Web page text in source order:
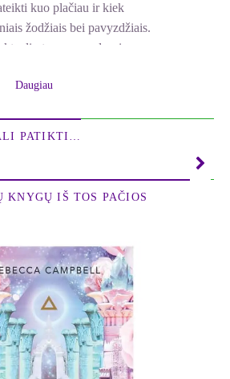
kuo plačiau ir kiek
žodžiais bei pavyzdžiais.
temų: nuo dvasingumo,
skirtingos sielos, atkeliavusios
visatos erdvių, skirtingai
Nepaisant to, visi esame čia
savo asmeninės, tiek visos
sąmonės kvantinį šio
ši knyga bus nesuprantama ar
neabejotinai patirs
gilumos ir pasijus taip,
žinojo.
paskatino pats laikmetis.
pajutau, kad turiu tai atlikti
Daugiau
PATIKTI…
KNYGŲ IŠ TOS PAČIOS